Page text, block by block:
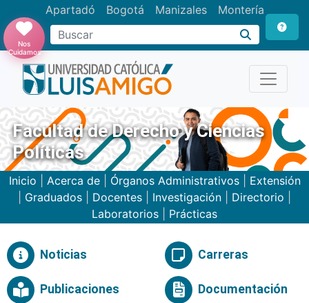
Apartadó Bogotá Manizales Montería
Buscar
Nos
Cuidamos
Facultad de Derecho y Ciencias
Políticas
Inicio Acerca de| Órganos Administrativos| Extensión
Graduados Docentes Investigación Directorio
Laboratorios
Prácticas
Noticias Carreras
Publicaciones Documentación